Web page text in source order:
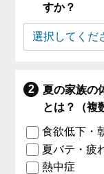
すか？
夏の家族の
とは？（複
食欲低下・
夏バテ・疲
熱中症